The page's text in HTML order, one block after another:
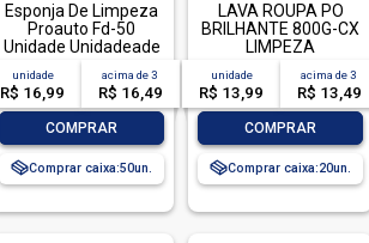
Esponja De Limpeza
Proauto Fd-50
Unidade Unidadeade
unidade
R$ 16,99
acima de3
R$ 16,49
COMPRAR
Comprar caixa:50
LAVA ROUPA PO
BRILHANTE 800G-CX
LIMPEZA
TOTALLAVA ROUPA
PO BRILHANTE 800G-
CX LIMPEZA TOTAL
unidade
R$ 13,99
acima de3
R$ 13,49
COMPRAR
Comprar caixa:20